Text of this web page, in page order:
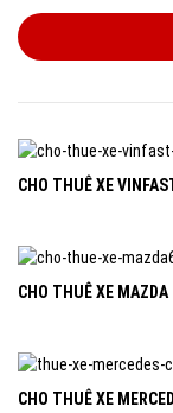
CHO THUÊ XE
CHO THUÊ XE MAZDA
CHO THUÊ XE